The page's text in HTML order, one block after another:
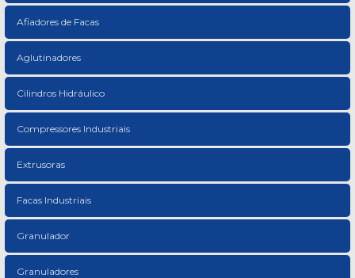
Afiadores de Facas
Aglutinadores
Cilindros Hidráulico
Compressores Industriais
Extrusoras
Facas Industriais
Granulador
Granuladores